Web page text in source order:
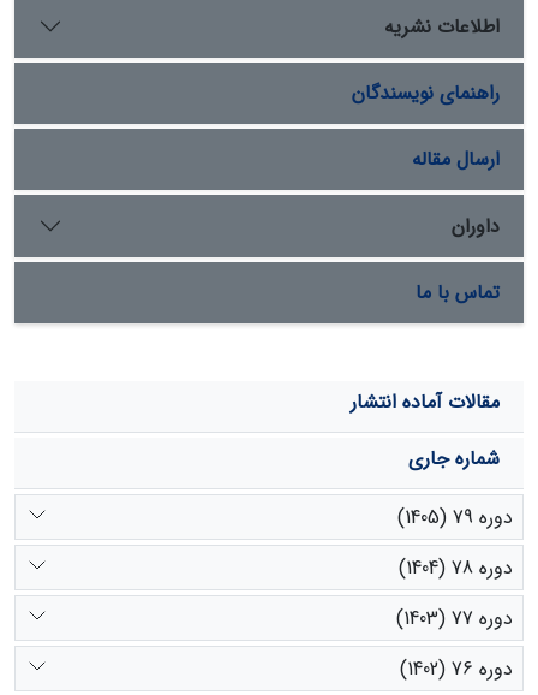
مختلف بارش اختلاف معنی داری را نشان داد. بیشترین
حساسیت به فرسایش و تولید رسوب به بارش اسیدی را نیز
دامنه های شرقی از خود نشان دادند.
اطلاعات نشریه
راهنمای نویسندگان
ارسال مقاله
داوران
تماس با ما
مقالات آماده انتشار
شماره جاری
دوره 79 (1405)
دوره 78 (1404)
دوره 77 (1403)
دوره 76 (1402)